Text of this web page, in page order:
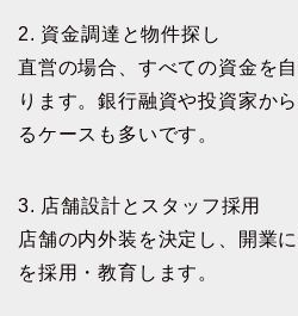
2. 資金調達と物件探し
直営の場合、すべての資金を
ります。銀行融資や投資家か
るケースも多いです。
3. 店舗設計とスタッフ採用
店舗の内外装を決定し、開業
を採用・教育します。